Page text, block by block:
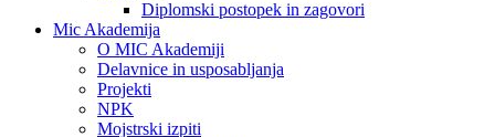
Diplomski postopek in zagovori
Mic Akademija
O MIC Akademiji
Delavnice in usposabljanja
Projekti
NPK
Mojstrski izpiti